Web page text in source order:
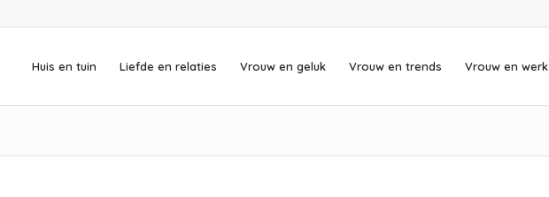
Huis en tuin Liefde en relaties Vrouw en geluk Vrouw en trends Vrouw en werk